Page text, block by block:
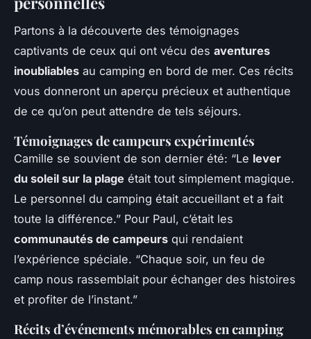
Partons à la découverte des témoignages
captivants de ceux qui ont vécu des aventures
inoubliables au camping en bord de mer. Ces récits
vous donneront un aperçu précieux et authentique
de ce qu’on peut attendre de tels séjours.
Témoignages de campeurs expérimentés
Camille se souvient de son dernier été: “Le lever
du soleil sur la plage était tout simplement magique.
Le personnel du camping était accueillant et a fait
toute la différence.” Pour Paul, c’était les
communautés de campeurs qui rendaient
l’expérience spéciale. “Chaque soir, un feu de
camp nous rassemblait pour échanger des histoires
et profiter de l’instant.”
Récits d’événements mémorables en camping